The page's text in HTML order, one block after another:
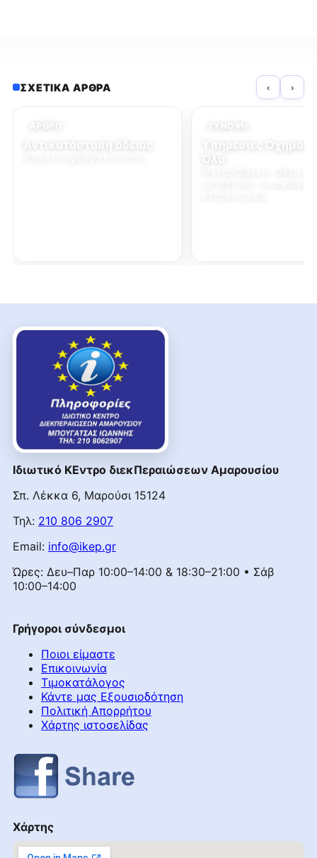
ΣΧΕΤΙΚΆ ΆΡΘΡΑ ‹ ›
ΆΡΘΡΟ
Αντικατάσταση άδειας
ΣΎΝΟΨΗ
Υπηρεσίες
Όλα
Ιδιωτικό ΚΕντρο διεκΠεραιώσεων Αμαρουσίου
Σπ. Λέκκα 6, Μαρούσι 15124
Τηλ: 210 806 2907
Email: info@ikep.gr
Ώρες: Δευ–Παρ 10:00–14:00 & 18:30–21:00 • Σάβ
10:00–14:00
Γρήγοροι σύνδεσμοι
Ποιοι είμαστε
Επικοινωνία
Τιμοκατάλογος
Κάντε μας Εξουσιοδότηση
Πολιτική Απορρήτου
Χάρτης ιστοσελίδας
Χάρτης